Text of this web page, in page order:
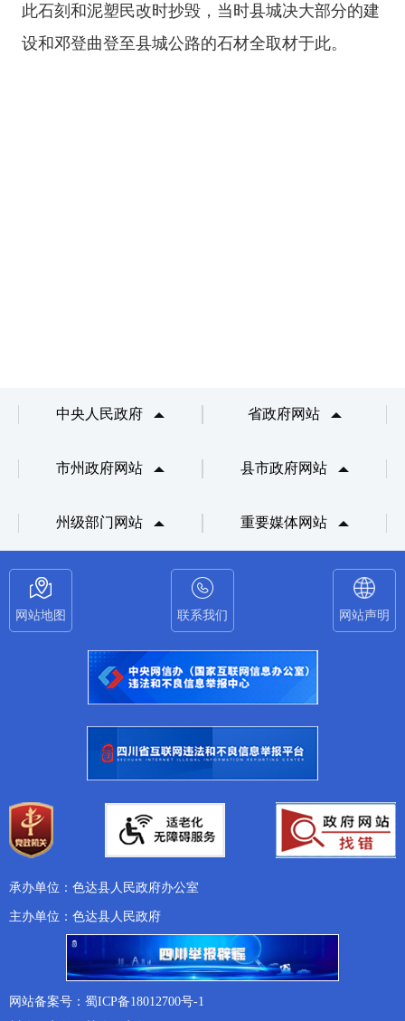
此石刻和泥塑民改时抄毁，当时县城决大部分的建
设和邓登曲登至县城公路的石材全取材于此。
中央人民政府 省政府网站
市州政府网站 县市政府网站
州级部门网站 重要媒体网站
网站地图 联系我们 网站声明
承办单位：色达县人民政府办公室
主办单位：色达县人民政府
网站备案号：蜀ICP备18012700号-1